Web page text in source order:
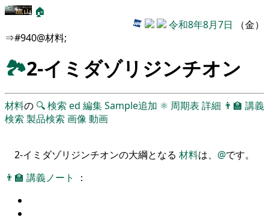
🏠
令和8年8月7日 （金）
⇒#940@材料;
🏞2-イミダゾリジンチオン
材料の 🔍検索 ed 編集Sample追加 ⚛ 周期表 詳細 👨‍🏫 講義
検索 製品検索 画像動画
2-イミダゾリジンチオンの大綱となる 材料は、 @です。
👨‍🏫 講義ノート ：